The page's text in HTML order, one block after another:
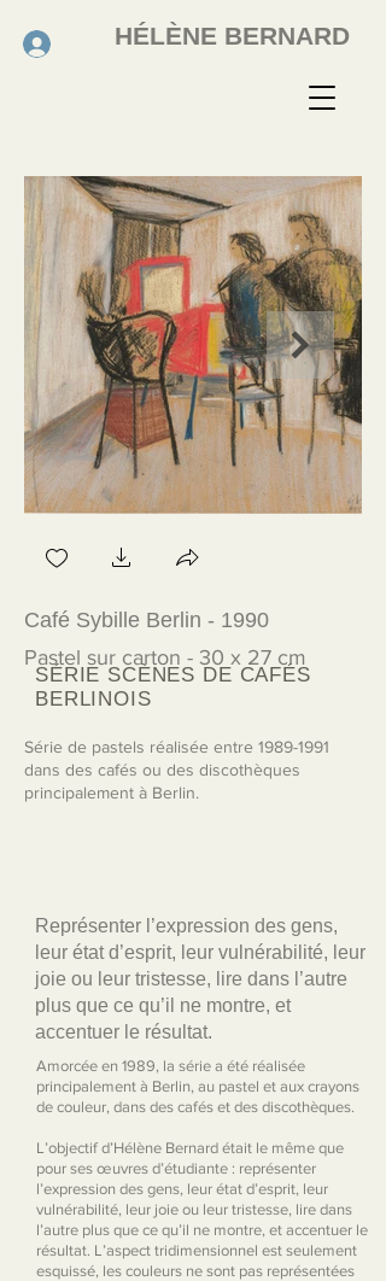
HÉLÈNE BERNARD
Café Sybille Berlin - 1990
Pastel sur carton - 30 x 27 cm
SÉRIE SCÈNES DE CAFÉS
BERLINOIS
Série de pastels réalisée entre 1989-1991
dans des cafés ou des discothèques
principalement à Berlin.
Représenter l’expression des gens,
leur état d’esprit, leur vulnérabilité, leur
joie ou leur tristesse, lire dans l’autre
plus que ce qu’il ne montre, et
accentuer le résultat.
Amorcée en 1989, la série a été réalisée
principalement à Berlin, au pastel et aux crayons
de couleur, dans des cafés et des discothèques.
L’objectif d’Hélène Bernard était le même que
pour ses œuvres d’étudiante : représenter
l’expression des gens, leur état d’esprit, leur
vulnérabilité, leur joie ou leur tristesse, lire dans
l’autre plus que ce qu’il ne montre, et accentuer le
résultat. L’aspect tridimensionnel est seulement
esquissé, les couleurs ne sont pas représentées